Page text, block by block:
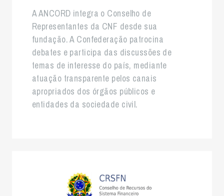
A ANCORD integra o Conselho de
Representantes da CNF desde sua
fundação. A Confederação patrocina
debates e participa das discussões de
temas de interesse do país, mediante
atuação transparente pelos canais
apropriados dos órgãos públicos e
entidades da sociedade civil.